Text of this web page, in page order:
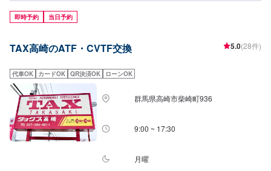
ス！✅お客様に応じた提案！✅コンピュータ診断機完備！まずはお気軽にご相
談ください。【1】オファーにてお問い合わせ【2】お見積り【3】お見積り
にご納得いただければ作業開始【4】仕上がり次第納車-----ご来店時の注意、
前の空いているスペースに駐車してください。受付はスタッフへ「メンテモ
間】定休日：日・月曜日の祝日受付時間：9:00~18:00
即時予約 当日予約
TAX高崎のATF・CVTF交換 5.0(28件)
代車OK カードOK QR決済OK ローンOK
群馬県高崎市柴崎町936
9:00 ~ 17:30
月曜